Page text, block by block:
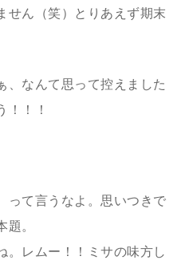
せん（笑）とりあえず期末
、なんて思って控えました
！！！
て言うなよ。思いつきで
。
。レムー！！ミサの味方し